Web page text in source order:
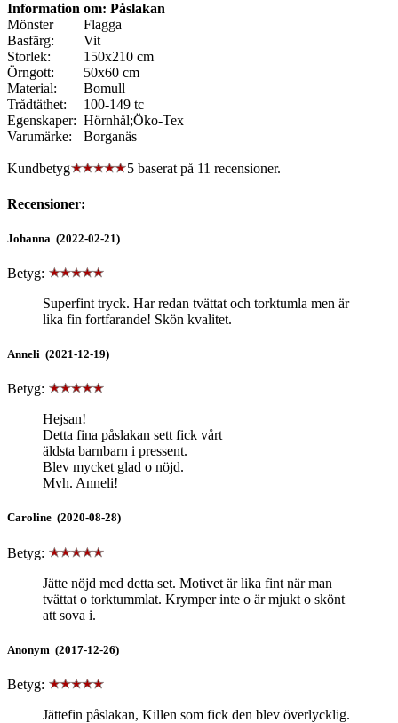
Information om: Påslakan
Mönster
Flagga
Basfärg:
Vit
Storlek:
150x210 cm
Örngott:
50x60 cm
Material:
Bomull
Trådtäthet:
100-149 tc
Egenskaper: Hörnhål;Öko-Tex
Varumärke:
Borganäs
Kundbetyg 5 baserat på 11 recensioner.
Recensioner:
Johanna (2022-02-21)
Betyg:
Superfint tryck. Har redan tvättat och torktumla men är
lika fin fortfarande! Skön kvalitet.
Anneli (2021-12-19)
Betyg:
Hejsan!
Detta fina påslakan sett fick vårt
äldsta barnbarn i pressent.
Blev mycket glad o nöjd.
Mvh. Anneli!
Caroline (2020-08-28)
Betyg:
Jätte nöjd med detta set. Motivet är lika fint när man
tvättat o torktummlat. Krymper inte o är mjukt o skönt
att sova i.
Anonym (2017-12-26)
Betyg:
Jättefin påslakan, Killen som fick den blev överlycklig.